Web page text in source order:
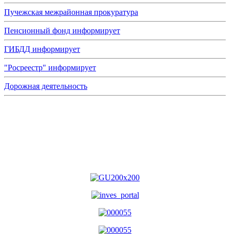
Пучежская межрайонная прокуратура
Пенсионный фонд информирует
ГИБДД информирует
"Росреестр" информирует
Дорожная деятельность